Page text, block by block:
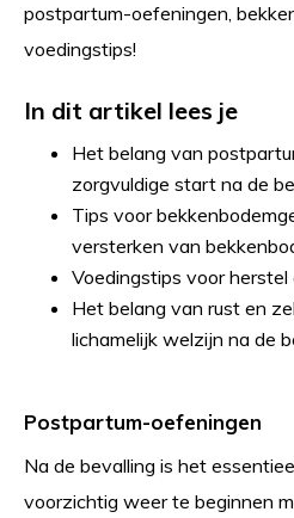
postpartum-oefeningen,
voedingstips!
In dit artikel lees je
Het belang van
zorgvuldige start na de
Tips voor
versterken van
Voedingstips voor
Het belang van rust en
lichamelijk welzijn na de
Postpartum-oefeningen
Na de bevalling is het
voorzichtig weer te beginnen